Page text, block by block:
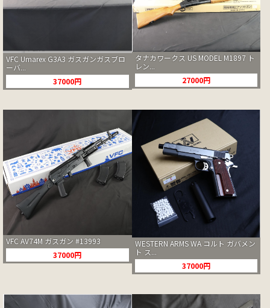
VFC Umarex G3A3 ガスガンガスブロ
ーバ...
37000円
タナカワークス US MODEL M1897 ト
レン...
27000円
VFC AV74M ガスガン #13993
37000円
WESTERN ARMS WA コルト ガバメン
ト ス...
37000円